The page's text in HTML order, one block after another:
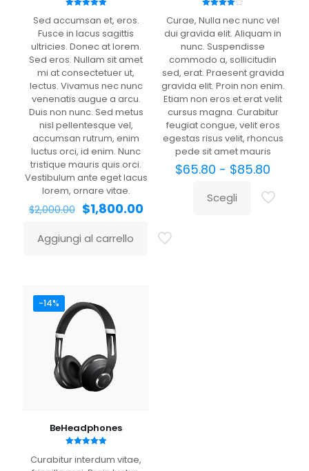
Nome*
Email*
Salva il mio nome, email e sito web in questo browser
per la prossima volta che commento.
5.00
Sed accumsan et, eros.
Fusce in lacus sagittis
ultricies. Donec at lorem.
Sed eros. Nullam sit amet
mi at consectetuer ut,
lectus. Vivamus nec nunc
venenatis augue a arcu.
Duis non nunc. Sed metus
nisl pellentesque vel,
accumsan rutrum, enim
luctus orci, id enim. Nunc
tristique mauris quis orci.
Vestibulum ante eget lacus
lorem, ornare vitae.
$2,000.00 $1,800.00
Aggiungi al carrello
4.00
Curae, Nulla nec nunc vel
dui gravida elit. Aliquam in
nunc. Suspendisse
commodo a, sollicitudin
sed, erat. Praesent gravida
gravida elit. Proin non enim.
Etiam non eros et erat velit
cursus magna. Curabitur
feugiat congue, velit eros
egestas risus velit, rhoncus
pede sit amet mauris
$65.80 - $85.80
Scegli
-14%
BeHeadphones
5.00
Curabitur interdum vitae,